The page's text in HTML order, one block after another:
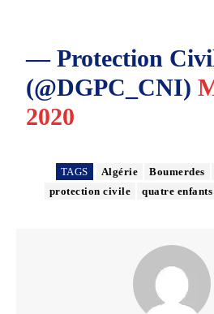
— Protection
(@DGPC_CNI)
2020
TAGS Algérie Boumerdes
protection civile
quatre enfants